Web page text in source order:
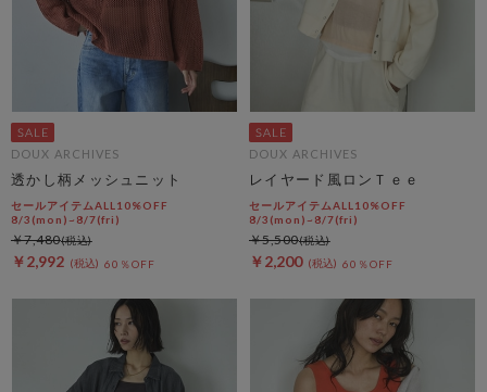
DOUX ARCHIVES
透かし柄メッシュニット
セールアイテムALL10%OFF
8/3(mon)~8/7(fri)
￥2,992 60％OFF
￥7,480
DOUX ARCHIVES
レイヤード風ロンＴｅｅ
セールアイテムALL10%OFF
8/3(mon)~8/7(fri)
￥2,200 60％OFF
￥5,500